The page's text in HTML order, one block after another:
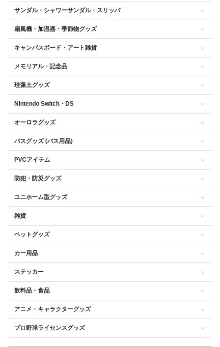
サンダル・シャワーサンダル・スリッパ
扇風機・加湿器・季節物グッズ
キャンバスボード・アート雑貨
メモリアル・記念品
珪藻土グッズ
Nintendo Switch・DS
オーロラグッズ
バスグッズ (バス用品)
PVCアイテム
防犯・防災グッズ
ユニホーム型グッズ
雑貨
ペットグッズ
カー用品
ステッカー
飲料品・食品
アニメ・キャラクターグッズ
プロ野球ライセンスグッズ